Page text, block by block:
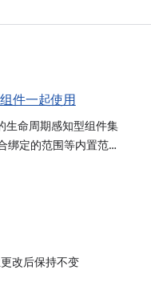
件一起使用
命周期感知型组件集
绑定的范围等内置范
改后保持不变